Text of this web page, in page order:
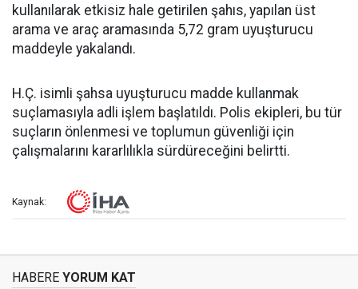
kullanılarak etkisiz hale getirilen şahıs, yapılan üst
arama ve araç aramasında 5,72 gram uyuşturucu
maddeyle yakalandı.
H.Ç. isimli şahsa uyuşturucu madde kullanmak
suçlamasıyla adli işlem başlatıldı. Polis ekipleri, bu tür
suçların önlenmesi ve toplumun güvenliği için
çalışmalarını kararlılıkla sürdüreceğini belirtti.
Kaynak:
HABERE YORUM KAT